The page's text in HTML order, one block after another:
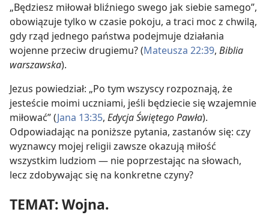
„Będziesz miłował bliźniego swego jak siebie samego”,
obowiązuje tylko w czasie pokoju, a traci moc z chwilą,
gdy rząd jednego państwa podejmuje działania
wojenne przeciw drugiemu? (Mateusza 22:39, Biblia
warszawska).
Jezus powiedział: „Po tym wszyscy rozpoznają, że
jesteście moimi uczniami, jeśli będziecie się wzajemnie
miłować” (Jana 13:35, Edycja Świętego Pawła).
Odpowiadając na poniższe pytania, zastanów się: czy
wyznawcy mojej religii zawsze okazują miłość
wszystkim ludziom — nie poprzestając na słowach,
lecz zdobywając się na konkretne czyny?
TEMAT: Wojna.